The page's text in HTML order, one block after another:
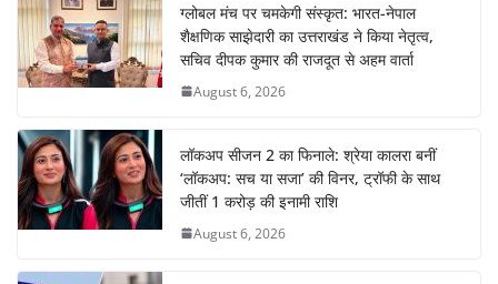
ग्लोबल मंच पर चमकेगी संस्कृत: भारत-नेपाल
शैक्षणिक साझेदारी का उत्तराखंड ने किया नेतृत्व,
सचिव दीपक कुमार की राजदूत से अहम वार्ता
August 6, 2026
लॉकअप सीजन 2 का फिनाले: श्रेया कालरा बनीं
‘लॉकअप: सच या सजा’ की विनर, ट्रॉफी के साथ
जीतीं 1 करोड़ की इनामी राशि
August 6, 2026